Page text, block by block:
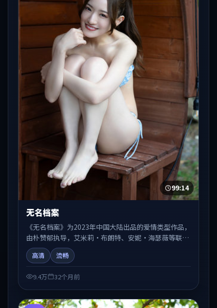
99:14
无名档案
《无名档案》为2023年中国大陆出品的爱情类型作品，
由朴赞郁执导，艾米莉·布朗特、安妮·海瑟薇等联合
出演。剧情在人物弧光与节奏推进中展开，兼具叙事张
力与视听质感。适合关注国产在线观看、热播国产剧与
高清 流畅
9.4万 32个月前